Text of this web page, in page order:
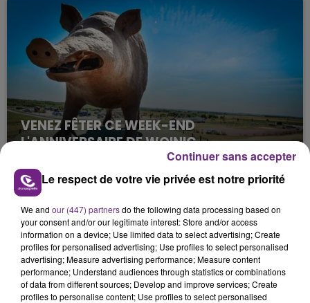
VENEZ FÊTER CE WEEK-END
L'ANNIVERSAIRE DE WOINIC
Ce samedi 8 août sera un grand jour :
l'anniversaire du plus gros sanglier du monde.
Une fête est donc organisée et vous êtes tous
conviés !
TITRES DIFFUSÉS
10h35
10h35 10h30
10h30
Le respect de votre vie privée est notre priorité
We and our (447) partnersdo the following data processing based on
your consent and/or our legitimate interest: Store and/or access
information on a device; Use limited data to select advertising; Create
profiles for personalised advertising; Use profiles to select personalised
advertising; Measure advertising performance; Measure content
performance; Understand audiences through statistics or combinations
of data from different sources; Develop and improve services; Create
profiles to personalise content; Use profiles to select personalised
Continuer sans accepter